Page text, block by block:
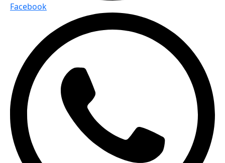
Facebook